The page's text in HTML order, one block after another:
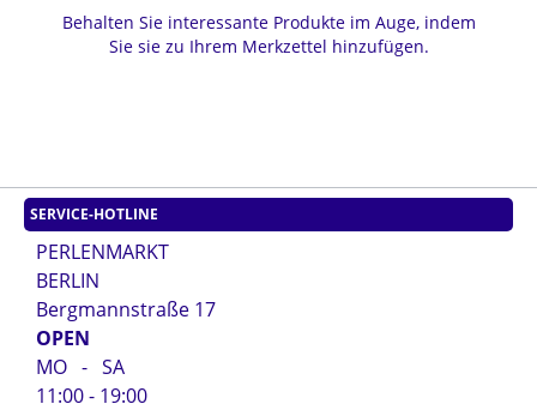
Behalten Sie interessante Produkte im Auge, indem
Sie sie zu Ihrem Merkzettel hinzufügen.
SERVICE-HOTLINE
PERLENMARKT
BERLIN
Bergmannstraße 17
OPEN
MO - SA
11:00 - 19:00